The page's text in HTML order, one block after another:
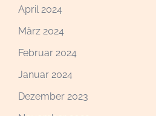
April 2024
März 2024
Februar 2024
Januar 2024
Dezember 2023